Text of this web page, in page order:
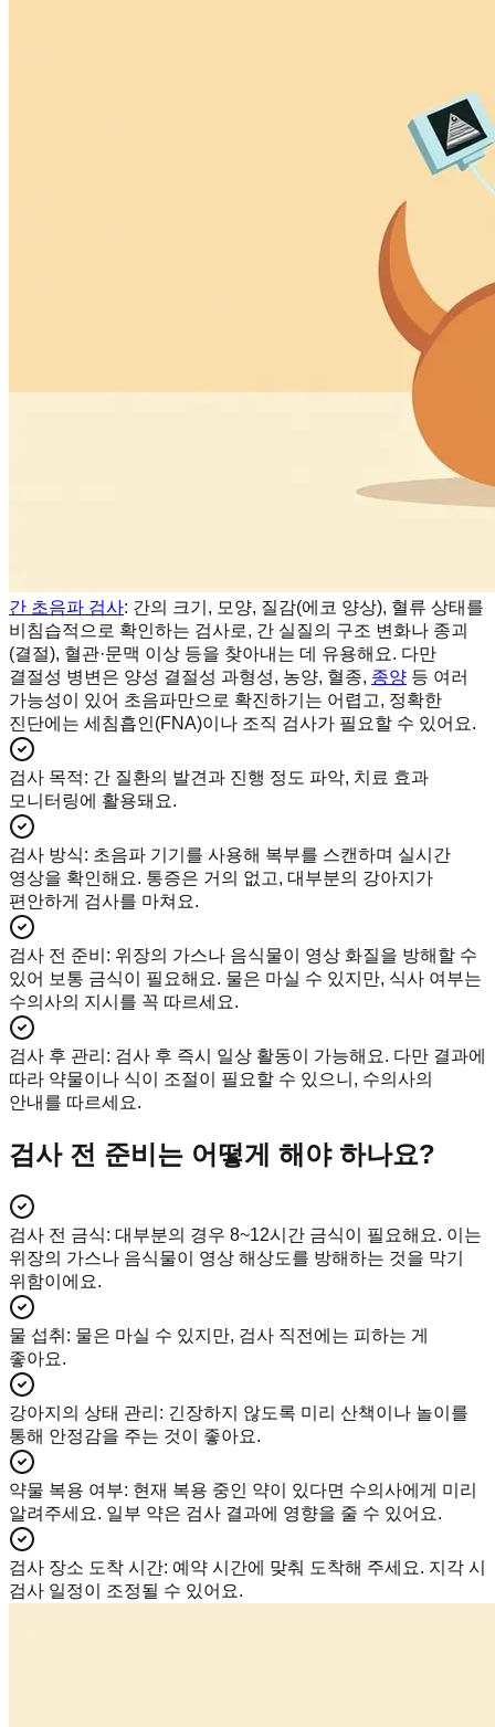
간 초음파 검사: 간의 크기, 모양, 질감(에코 양상), 혈류 상태를
비침습적으로 확인하는 검사로, 간 실질의 구조 변화나 종괴
(결절), 혈관·문맥 이상 등을 찾아내는 데 유용해요. 다만
결절성 병변은 양성 결절성 과형성, 농양, 혈종, 종양 등 여러
가능성이 있어 초음파만으로 확진하기는 어렵고, 정확한
진단에는 세침흡인(FNA)이나 조직 검사가 필요할 수 있어요.
검사 목적: 간 질환의 발견과 진행 정도 파악, 치료 효과
모니터링에 활용돼요.
검사 방식: 초음파 기기를 사용해 복부를 스캔하며 실시간
영상을 확인해요. 통증은 거의 없고, 대부분의 강아지가
편안하게 검사를 마쳐요.
검사 전 준비 : 위장의 가스나 음식물이 영상 화질을 방해할 수
있어 보통 금식이 필요해요. 물은 마실 수 있지만, 식사 여부는
수의사의 지시를 꼭 따르세요.
검사 후 관리 : 검사 후 즉시 일상 활동이 가능해요. 다만 결과에
따라 약물이나 식이 조절이 필요할 수 있으니, 수의사의
안내를 따르세요.
검사 전 준비는 어떻게 해야 하나요?
검사 전 금식: 대부분의 경우 8~12시간 금식이 필요해요. 이는
위장의 가스나 음식물이 영상 해상도를 방해하는 것을 막기
위함이에요.
물 섭취 : 물은 마실 수 있지만, 검사 직전에는 피하는 게
좋아요.
강아지의 상태 관리 : 긴장하지 않도록 미리 산책이나 놀이를
통해 안정감을 주는 것이 좋아요.
약물 복용 여부: 현재 복용 중인 약이 있다면 수의사에게 미리
알려주세요. 일부 약은 검사 결과에 영향을 줄 수 있어요.
검사 장소 도착 시간: 예약 시간에 맞춰 도착해 주세요. 지각 시
검사 일정이 조정될 수 있어요.